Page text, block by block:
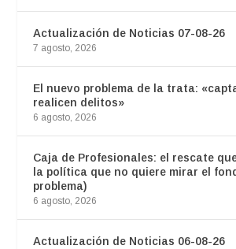
Actualización de Noticias 07-08-26
7 agosto, 2026
El nuevo problema de la trata:
realicen delitos»
6 agosto, 2026
Caja de Profesionales: el rescate
la política que no quiere mirar el
problema)
6 agosto, 2026
Actualización de Noticias 06-08-26